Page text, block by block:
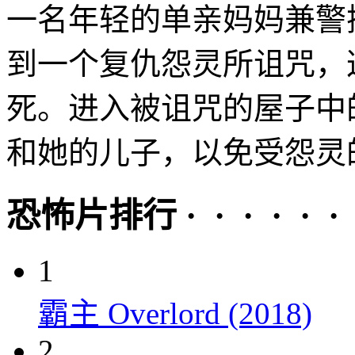
一名年轻的单亲妈妈兼
到一个复仇怨灵所诅咒
死。进入被诅咒的屋子
和她的儿子，以免受怨
恐怖片排行 · · · · · ·
1
霸主 Overlord (2018)